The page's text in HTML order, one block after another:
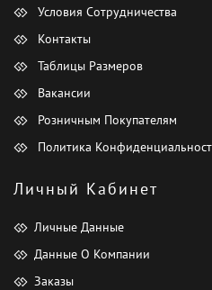
Условия Сотрудничества
Контакты
Таблицы Размеров
Вакансии
Розничным Покупателям
Политика
Личный Кабинет
Личные Данные
Данные О Компании
Заказы